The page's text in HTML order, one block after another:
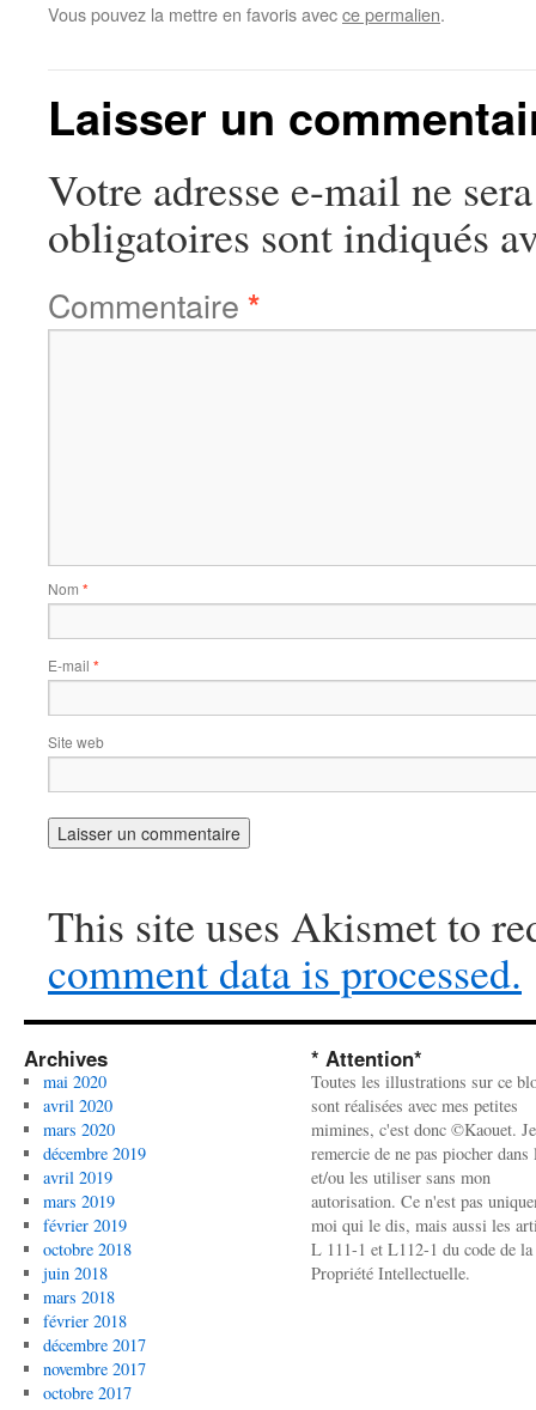
Vous pouvez la mettre en favoris avecce permalien.
Laisser un
Votre adresse e-mail ne
obligatoires sont indiqués
Commentaire *
Nom *
E-mail *
Site web
This site uses Akismet to
comment data is processed.
Archives
mai 2020
avril 2020
mars 2020
décembre 2019
avril 2019
mars 2019
février 2019
octobre 2018
juin 2018
mars 2018
février 2018
décembre 2017
novembre 2017
octobre 2017
* Attention*
Toutes les illustrations sur ce
sont réalisées avec mes petites
mimines, c'est donc ©Kaouet.
remercie de ne pas piocher dans
et/ou les utiliser sans mon
autorisation. Ce n'est pas
moi qui le dis, mais aussi les
L 111-1 et L112-1 du code de la
Propriété Intellectuelle.